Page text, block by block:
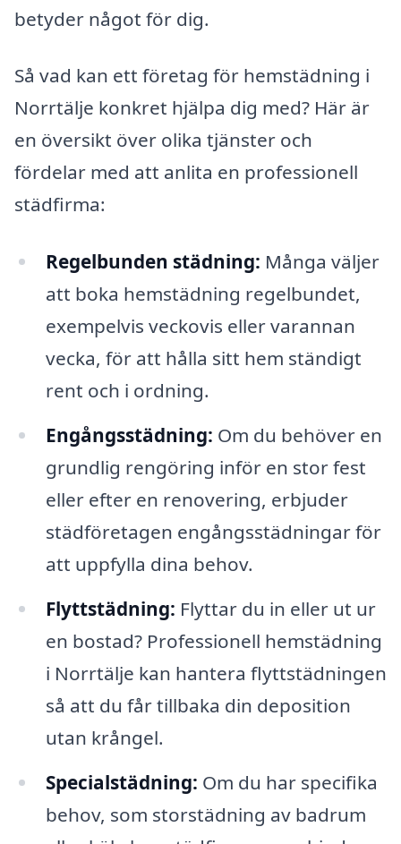
betyder något för dig.
Så vad kan ett företag för hemstädning i
Norrtälje konkret hjälpa dig med? Här är
en översikt över olika tjänster och
fördelar med att anlita en professionell
städfirma:
Regelbunden städning: Många väljer
att boka hemstädning regelbundet,
exempelvis veckovis eller varannan
vecka, för att hålla sitt hem ständigt
rent och i ordning.
Engångsstädning: Om du behöver en
grundlig rengöring inför en stor fest
eller efter en renovering, erbjuder
städföretagen engångsstädningar för
att uppfylla dina behov.
Flyttstädning: Flyttar du in eller ut ur
en bostad? Professionell hemstädning
i Norrtälje kan hantera flyttstädningen
så att du får tillbaka din deposition
utan krångel.
Specialstädning: Om du har specifika
behov, som storstädning av badrum